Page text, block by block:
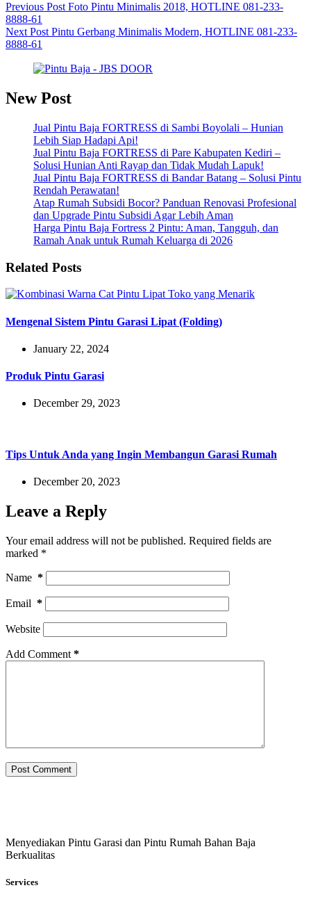
Previous Post Foto Pintu Minimalis 2018, HOTLINE 081-233-
8888-61
Next Post Pintu Gerbang Minimalis Modern, HOTLINE 081-233-
8888-61
New Post
Jual Pintu Baja FORTRESS di Sambi Boyolali – Hunian
Lebih Siap Hadapi Api!
Jual Pintu Baja FORTRESS di Pare Kabupaten Kediri –
Solusi Hunian Anti Rayap dan Tidak Mudah Lapuk!
Jual Pintu Baja FORTRESS di Bandar Batang – Solusi Pintu
Rendah Perawatan!
Atap Rumah Subsidi Bocor? Panduan Renovasi Profesional
dan Upgrade Pintu Subsidi Agar Lebih Aman
Harga Pintu Baja Fortress 2 Pintu: Aman, Tangguh, dan
Ramah Anak untuk Rumah Keluarga di 2026
Related Posts
Mengenal Sistem Pintu Garasi Lipat (Folding)
January 22, 2024
Produk Pintu Garasi
December 29, 2023
Tips Untuk Anda yang Ingin Membangun Garasi Rumah
December 20, 2023
Leave a Reply
Your email address will not be published. Required fields are
marked *
Name *
Email *
Website
Add Comment *
Post Comment
Menyediakan Pintu Garasi dan Pintu Rumah Bahan Baja
Berkualitas
Services